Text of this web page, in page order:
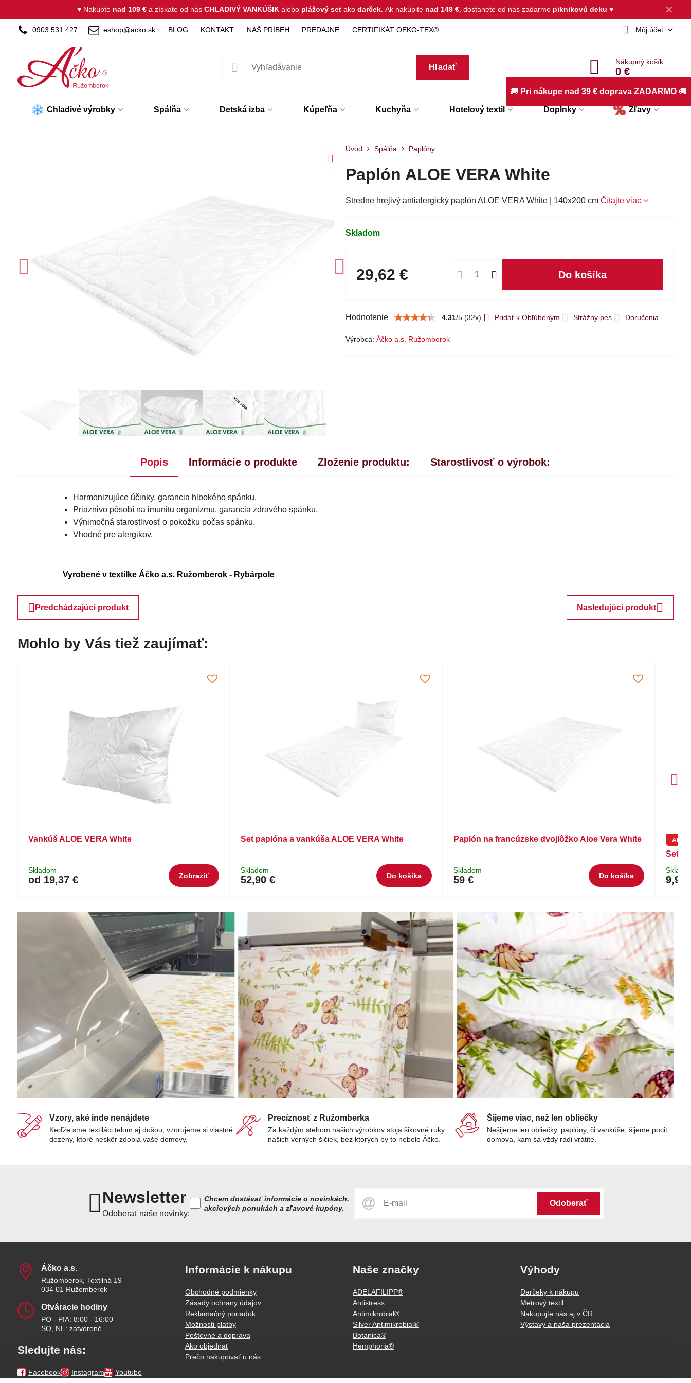
✕
♥ Nakúpte nad 109 € a získate od násCHLADIVÝ VANKÚŠIK alebo plážový set ako darček Ak nakúpite nad 149 € , dostanete od nás zadarmo piknikovú deku♥
0903 531 427 eshop@acko.sk BLOG KONTAKT NÁŠ PRÍBEH PREDAJNE CERTIFIKÁT OEKO-TEX® Môj účet
Hľadať
Nákupný košík
0 €
Chladivé výrobky Spálňa Detská izba Kúpeľňa Kuchyňa Hotelový textil Doplnky Zľavy
Úvod Spálňa Paplóny
Paplón ALOE VERA White
Stredne hrejivý antialergický paplón ALOE VERA White | 140x200 cm Čítajte viac
Skladom
29,62 € Do košíka
Hodnotenie 4.31/5(32x) Pridať k Obľúbeným Strážny pes Doručenia
Výrobca: Áčko a.s. Ružomberok
🚚 Pri nákupe nad 39 € doprava ZADARMO 🚚
Popis Informácie o produkte Zloženie produktu: Starostlivosť o výrobok:
Harmonizujúce účinky, garancia hlbokého spánku.
Priaznivo pôsobí na imunitu organizmu, garancia zdravého spánku.
Výnimočná starostlivosť o pokožku počas spánku.
Vhodné pre alergikov.
Vyrobené v textilke Áčko a.s. Ružomberok - Rybárpole
Predchádzajúci produkt Nasledujúci produkt
Mohlo by Vás tiež zaujímať:
Vankúš ALOE VERA White
Skladom
od 19,37 € Zobraziť
Set paplóna a vankúša ALOE VERA White
Skladom
52,90 € Do košíka
Paplón na francúzske dvojlôžko Aloe Vera White
Skladom
59 € Do košíka
Set
9,90
Vzory, aké inde nenájdete
Keďže sme textiláci telom aj dušou, vzorujeme si vlastné
dezény, ktoré neskôr zdobia vaše domovy.
Precíznosť z Ružomberka
Za každým stehom našich výrobkov stoja šikovné ruky
našich verných šičiek, bez ktorých by to nebolo Áčko.
Šijeme viac, než len obliečky
Nešijeme len obliečky, paplóny, či vankúše, šijeme pocit
domova, kam sa vždy radi vrátite.
Newsletter
Odoberať naše novinky:
Odoberať
Chcem dostávať informácie o novinkách,
akciových ponukách a zľavové kupóny.
Áčko a​.s​.
Ružomberok, Textilná 19
034 01 Ružomberok
Otváracie hodiny
PO - PIA: 8:00 - 16:00
SO, NE: zatvorené
Sledujte nás:
Facebook Instagram Youtube
Informácie k nákupu
Obchodné podmienky
Zásady ochrany údajov
Reklamačný poriadok
Možnosti platby
Poštovné a doprava
Ako objednať
Prečo nakupovať u nás
Naše značky
ADELAFILIPP®
Antistress
Antimikrobial®
Silver Antimikrobial®
Botanica®
Hemphoria®
Výhody
Darčeky k nákupu
Metrový textil
Nakupujte nás aj v ČR
Výstavy a naša prezentácia